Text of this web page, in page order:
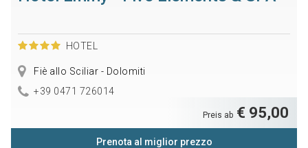
HOTEL
Fiè allo Sciliar - Dolomiti
+39 0471 726014
Preis ab € 95,00
Prenota al miglior prezzo